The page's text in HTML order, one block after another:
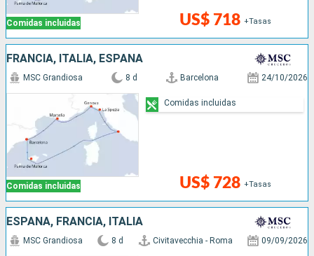
Comidas incluidas US$ 718 +Tasas
FRANCIA, ITALIA, ESPAÑA
Comidas incluidas
MSC Grandiosa 8 d Barcelona 24/10/2026
US$ 728 +Tasas
Comidas incluidas
ESPAÑA, FRANCIA, ITALIA
MSC Grandiosa 8 d Civitavecchia - Roma 09/09/2026